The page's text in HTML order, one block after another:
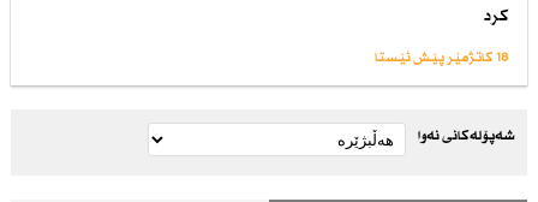
كرد
18 کاتژمێر پێش ئێستا
شەپۆلەکانی نەوا